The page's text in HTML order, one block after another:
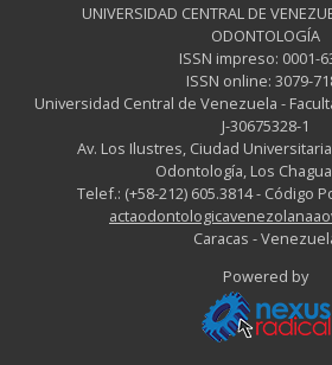
UNIVERSIDAD CENTRAL DE
ODONTOLOGÍA
ISSN impreso: 0001-
ISSN online: 3079-
Universidad Central de Venezuela -
J-30675328-1
Av. Los Ilustres, Ciudad
Odontología, Los
Telef.: (+58-212) 605.3814 - Código
Caracas -
Powered by